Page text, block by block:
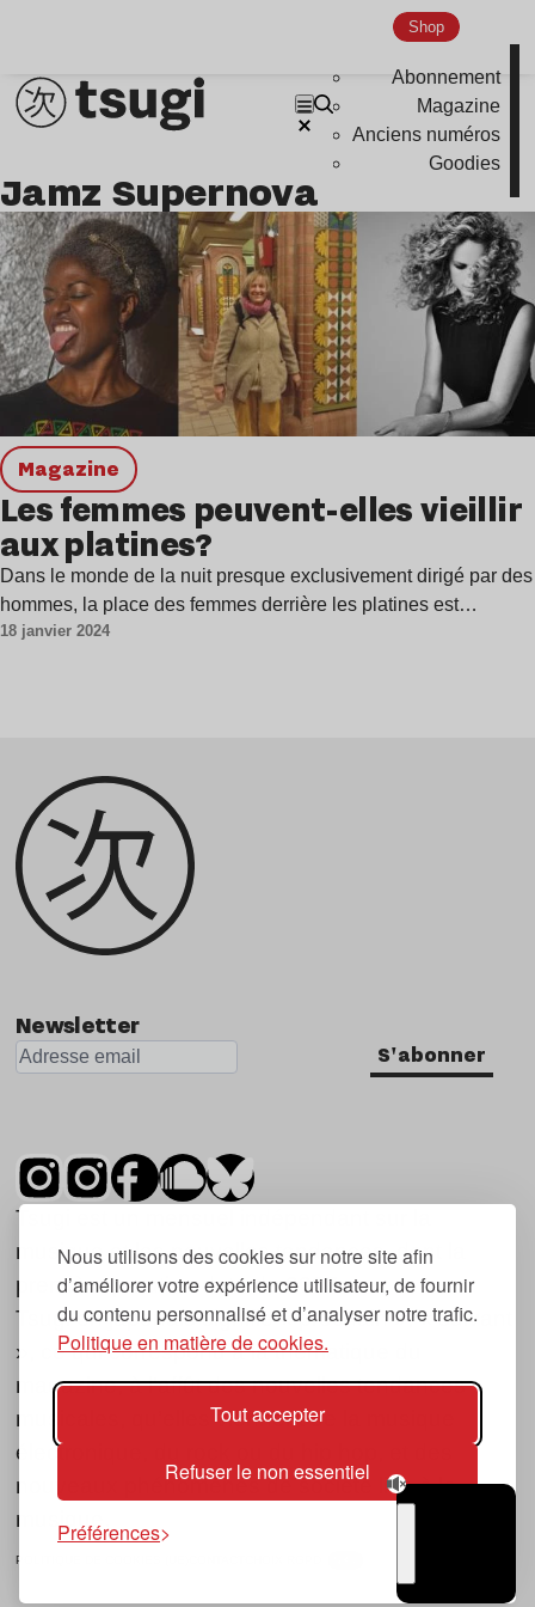
Nous utilisons des cookies sur notre site afin
d’améliorer votre expérience utilisateur, de fournir
du contenu personnalisé et d’analyser notre trafic.
Politique en matière de cookies.
Tout accepter
Refuser le non essentiel
Préférences
Shop
Abonnement
Magazine
Anciens numéros
Goodies
Global Club
Indie
Jamz Supernova
magazine
Les femmes peuvent-elles vieillir
aux platines?
Dans le monde de la nuit presque exclusivement dirigé par des
hommes, la place des femmes derrière les platines est…
18 janvier 2024
Newsletter
S'abonner
Tsugi est un mensuel indépendant sur la
musique et les nouvelles tendances, dont la
première parution date de 2007.
Tsugi en japonais signifie « prochain », « suivant
», ce qui correspond à la thématique du
magazine, à l’affût des nouvelles tendances
musicales, qu’elles viennent de la musique
électronique, du rock ou du hip hop, et des
nouveaux phénomènes de société liés à la
musique.
POLITIQUE DE COOKIES (UE)